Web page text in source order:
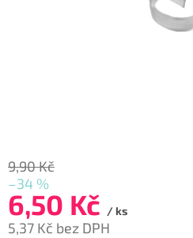
9,90 Kč
–34 %
6,50 Kč / ks
5,37 Kč bez DPH